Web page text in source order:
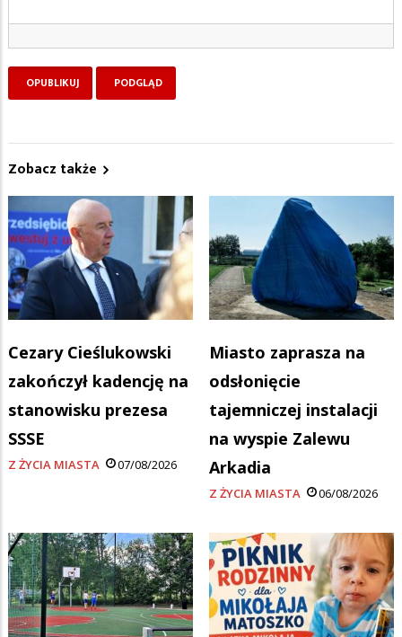
Zobacz także
Cezary Cieślukowski
zakończył kadencję na
stanowisku prezesa
SSSE
Z ŻYCIA MIASTA 07/08/2026
Miasto zaprasza na
odsłonięcie
tajemniczej instalacji
na wyspie Zalewu
Arkadia
Z ŻYCIA MIASTA 06/08/2026